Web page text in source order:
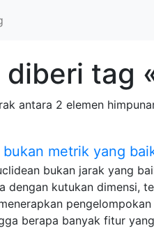
tag
antara 2 elemen
metrik yang
bukan jarak yang
dengan kutukan dimensi,
berapa banyak fitur